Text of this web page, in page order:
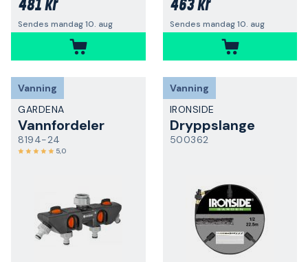
481 kr
Sendes mandag 10. aug
463 kr
Sendes mandag 10. aug
Vanning
GARDENA
Vannfordeler
8194-24
5,0
Vanning
IRONSIDE
Dryppslange
500362